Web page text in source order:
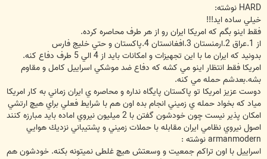
ت
HARD نوشته:
خيلي ساده ايد!!!
فقط اينو بگم که امريکا ايران رو از هر طرف محاصره کرده.
از 1.عراق 2.ارمنستان 3.افغانستان 4.پاکستان و حتي خليج فارس
بدونيد که ايران ما با اين تجهيزات و امکانات بايد از 4 الي 5 طرف دفاع کنه.
امريکا فقط انتظار اينو مي کشه که دفاع ضد موشکي اسراييل کامل و مقاوم
بشه.بعدشم حمله مي کنه.
دوست عزيز امريكا تو پاكستان پايگاه نداره و محاصره ي ايران زماني به كار امريكا
مياد كه بخواد حمله ي زميني انجام بده اون هم با شرايط فعلي براي هيچ ارتشي
امكان پذير نيست چون خودشون گفتن با 2 ميليون نيروي اماده بايد مبارزه كنند
اصول نيروي نظامي ايران مقابله با حملات زميني و پشتيباني نزديك هوايي
armanmodern نوشته :
اسراییل با اون تراکم جمعیت و وسعتش هیچ غلطی نمیتونه بکنه. خودشون هم